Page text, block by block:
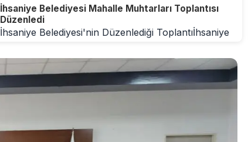
İhsaniye Belediyesi Mahalle Muhtarları Toplantısı
Düzenledi
İhsaniye Belediyesi'nin Düzenlediği Toplantıİhsaniye